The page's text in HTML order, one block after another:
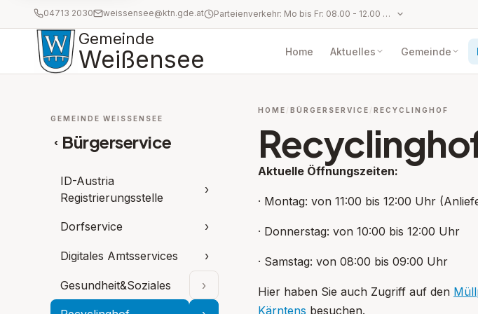
04713 2030 weissensee@ktn.gde.at Parteienverkehr: Mo bis Fr: 08.00 - 12.00 Uhr und Mo und Do: 14.00 - 17.00 Uhr
Gemeinde
Weißensee Home Aktuelles Gemeinde
GEMEINDE WEISSENSEE
‹ Bürgerservice
ID-Austria
Registrierungsstelle
›
Dorfservice ›
Digitales Amtsservices ›
Gesundheit&Soziales ›
Unterpunkte aufklappen: Gesundheit&Soziales
HOME BÜRGERSERVICE RECYCLINGHOF
Aktuelle Öffnungszeiten:
· Montag: von 11:00 bis 12:00 Uhr
· Donnerstag: von 10:00 bis 12:00 Uhr
· Samstag: von 08:00 bis 09:00 Uhr
Hier haben Sie auch Zugriff auf den
Kärntens besuchen.